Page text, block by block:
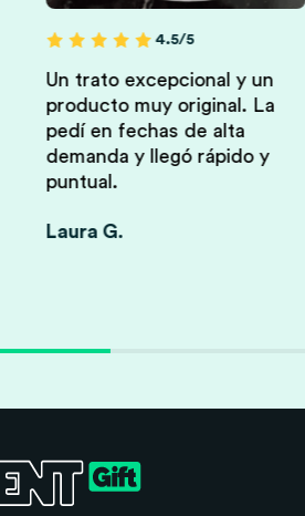
4.5/5
Un trato excepcional y un
producto muy original. La
pedí en fechas de alta
demanda y llegó rápido y
puntual.
Laura G.